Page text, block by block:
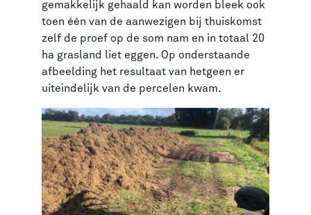
gemakkelijk gehaald kan worden bleek ook
toen één van de aanwezigen bij thuiskomst
zelf de proef op de som nam en in totaal 20
ha grasland liet eggen. Op onderstaande
afbeelding het resultaat van hetgeen er
uiteindelijk van de percelen kwam.